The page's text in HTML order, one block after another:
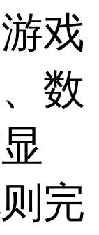
戏
数
完